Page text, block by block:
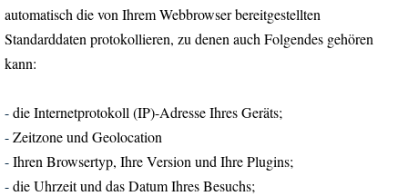
automatisch die von Ihrem Webbrowser bereitgestellten
Standarddaten protokollieren, zu denen auch Folgendes gehören
kann:
-die Internetprotokoll (IP)-Adresse Ihres Geräts;
-Zeitzone und Geolocation
-Ihren Browsertyp, Ihre Version und Ihre Plugins;
-die Uhrzeit und das Datum Ihres Besuchs;